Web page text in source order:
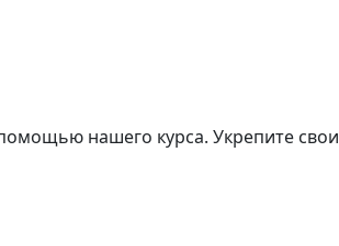
нашего курса. Укрепите свои